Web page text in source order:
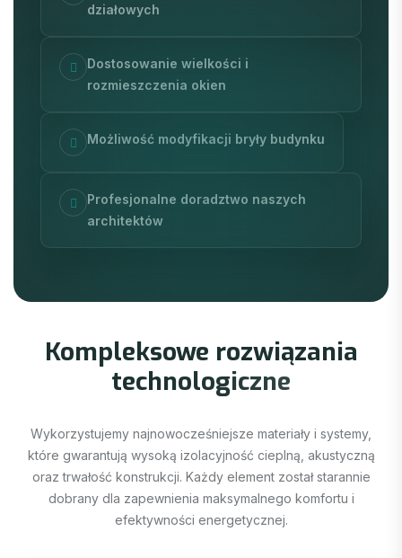
działowych
Dostosowanie wielkości i
rozmieszczenia okien
Możliwość modyfikacji bryły budynku
Profesjonalne doradztwo naszych
architektów
TECHNOLOGIA
Kompleksowe rozwiązania
technologiczne
Wykorzystujemy najnowocześniejsze materiały i systemy,
które gwarantują wysoką izolacyjność cieplną, akustyczną
oraz trwałość konstrukcji. Każdy element został starannie
dobrany dla zapewnienia maksymalnego komfortu i
efektywności energetycznej.